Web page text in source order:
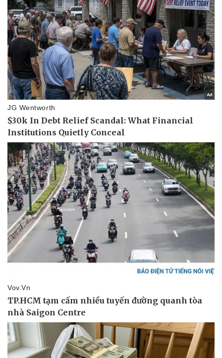
Doanh nghiệp
Thông tin doanh nghiệp
Doanh nghiệp 24h
Doanh nhân
Vì cộng đồng
Công nghệ
Sành điệu
Tin Công nghệ
Trải nghiệm
Chuyển đổi số